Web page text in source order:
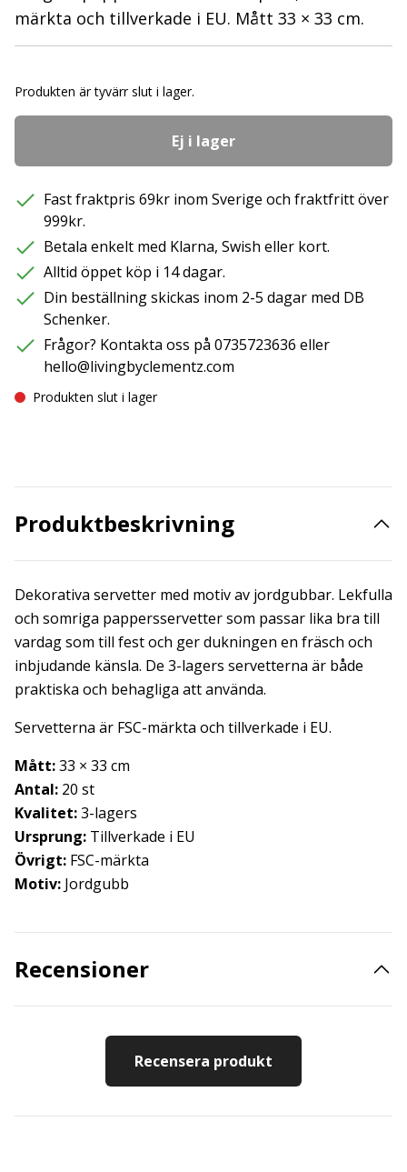
märkta och tillverkade i EU. Mått 33 × 33 cm.
Produkten är tyvärr slut i lager.
Ej i lager
Fast fraktpris 69kr inom Sverige och fraktfritt över
999kr.
Betala enkelt med Klarna, Swish eller kort.
Alltid öppet köp i 14 dagar.
Din beställning skickas inom 2-5 dagar med DB
Schenker.
Frågor? Kontakta oss på 0735723636 eller
hello@livingbyclementz.com
Produkten slut i lager
Produktbeskrivning
Dekorativa servetter med motiv av jordgubbar. Lekfulla
och somriga pappersservetter som passar lika bra till
vardag som till fest och ger dukningen en fräsch och
inbjudande känsla. De 3-lagers servetterna är både
praktiska och behagliga att använda.
Servetterna är FSC-märkta och tillverkade i EU.
Mått:33 × 33 cm
Antal: 20 st
Kvalitet:3-lagers
Ursprung: Tillverkade i EU
Övrigt: FSC-märkta
Motiv: Jordgubb
Recensioner
Recensera produkt